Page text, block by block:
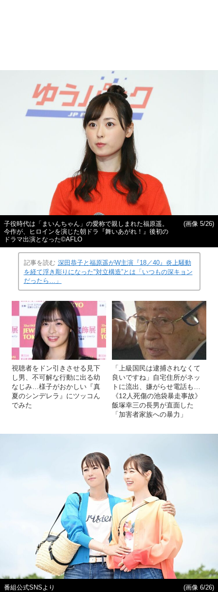
子役時代は「まいんちゃん」の愛称で親しまれた福原遥。
今作が、ヒロインを演じた朝ドラ『舞いあがれ！』後初の
ドラマ出演となった©AFLO
(画像 5/26)
記事を読む 深田恭子と福原遥がW主演『18／40』炎上騒動
を経て浮き彫りになった"対立構造”とは「いつもの深キョン
だったら…」
視聴者をドン引きさせる見下
し男、不可解な行動に出る幼
なじみ…様子がおかしい『真
夏のシンデレラ』にツッコん
でみた
「上級国民は逮捕されなくて
良いですね」自宅住所がネッ
トに流出、嫌がらせ電話も…
《12人死傷の池袋暴走事故》
飯塚幸三の長男が直面した
「加害者家族への暴力」
番組公式SNSより (画像 6/26)